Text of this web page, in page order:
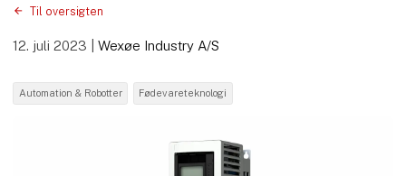
Til oversigten
12. juli 2023 |Wexøe Industry A/S
Automation & Robotter Fødevareteknologi